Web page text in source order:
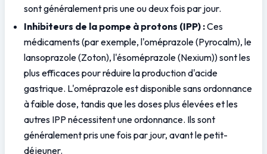
sont généralement pris une ou deux fois par jour.
Inhibiteurs de la pompe à protons (IPP) : Ces
médicaments (par exemple, l'oméprazole (Pyrocalm), le
lansoprazole (Zoton), l'ésoméprazole (Nexium)) sont les
plus efficaces pour réduire la production d'acide
gastrique. L'oméprazole est disponible sans ordonnance
à faible dose, tandis que les doses plus élevées et les
autres IPP nécessitent une ordonnance. Ils sont
généralement pris une fois par jour, avant le petit-
déjeuner.